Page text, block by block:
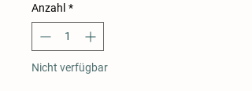
Kilogramm
Anzahl *
Nicht verfügbar